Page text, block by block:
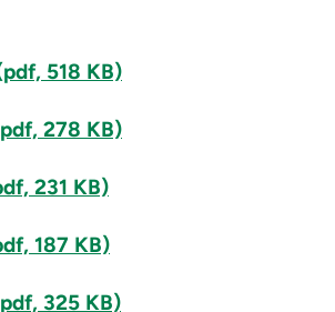
518 KB)
278 KB)
231 KB)
187 KB)
325 KB)